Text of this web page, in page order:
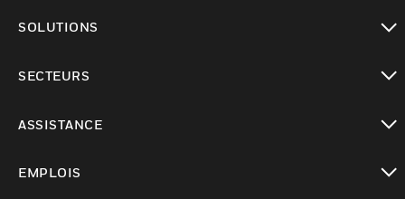
SOLUTIONS
SECTEURS
ASSISTANCE
EMPLOIS